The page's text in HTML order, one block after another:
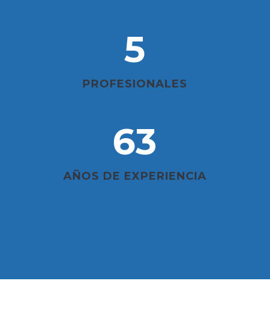
5
PROFESIONALES
63
AÑOS DE EXPERIENCIA